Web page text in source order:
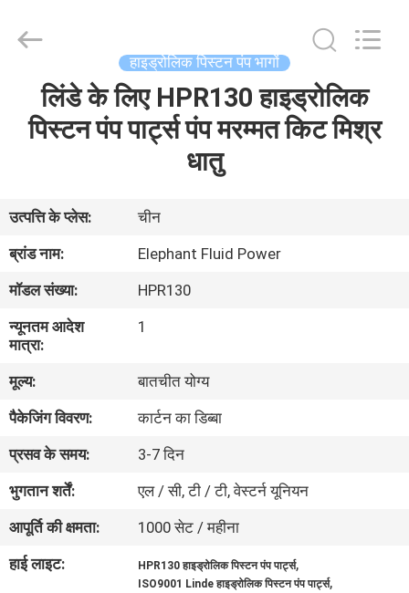
हमारे
बारे
में
कारखाना
भ्रमण
गुणवत्ता
नियंत्रण
संपर्क
करें
Power
Co.,Ltd.
हाइड्रोलिक पिस्टन पंप भागों
लिंडे के लिए HPR130 हाइड्रोलिक
पिस्टन पंप पार्ट्स पंप मरम्मत किट मिश्र
धातु
उत्पत्ति के प्लेस:
चीन
ब्रांड नाम:
Elephant Fluid Power
मॉडल संख्या:
HPR130
न्यूनतम आदेश
मात्रा:
1
मूल्य:
बातचीत योग्य
पैकेजिंग विवरण:
कार्टन का डिब्बा
प्रसव के समय:
3-7 दिन
भुगतान शर्तें:
एल / सी, टी / टी, वेस्टर्न यूनियन
आपूर्ति की क्षमता:
1000 सेट / महीना
हाई लाइट:
HPR130 हाइड्रोलिक पिस्टन पंप पार्ट्स,
ISO9001 Linde हाइड्रोलिक पिस्टन पंप पार्ट्स,